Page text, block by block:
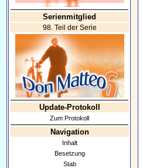
Serienmitglied
98. Teil der Serie
Update-Protokoll
Zum Protokoll
Navigation
Inhalt
Besetzung
Stab